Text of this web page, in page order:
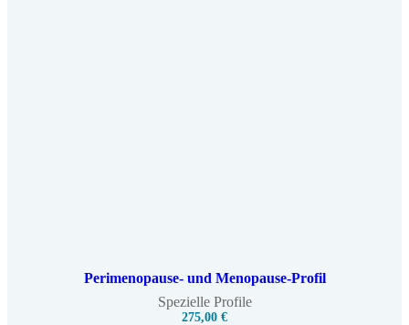
Perimenopause- und Menopause-Profil
Spezielle Profile
275,00 €